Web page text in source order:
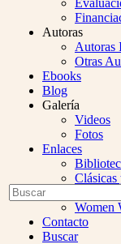
Autoras
Autoras
Otras
Ebooks
Blog
Galería
Videos
Fotos
Enlaces
Clásicas
Women
Contacto
Buscar
Open
Mobile
Menu
Buscar